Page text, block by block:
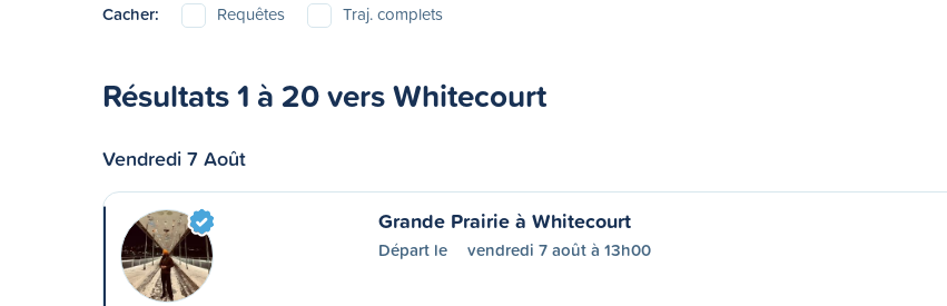
Cacher: Requêtes Traj. complets
Résultats 1 à 20 vers Whitecourt
Vendredi 7 Août
Grande Prairie à Whitecourt
Départ le vendredi 7 août à 13h00